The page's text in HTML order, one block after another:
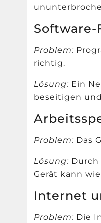
Software-
Problem:
richtig.
Lösung: Ein
beseitigen
Problem: Das
Lösung: Durch
Gerät kann
Internet
Problem: Die